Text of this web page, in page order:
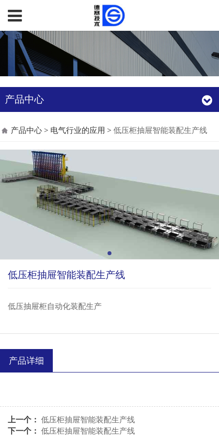
产品中心
低压柜抽屉智能装配生
产线
产品中心> 电气行业的应用 > 低压柜抽屉智能装配生产线
低压柜抽屉智能装配生产线
低压抽屉柜自动化装配生产
产品详细
上一个： 低压柜抽屉智能装配生产线
下一个： 低压柜抽屉智能装配生产线